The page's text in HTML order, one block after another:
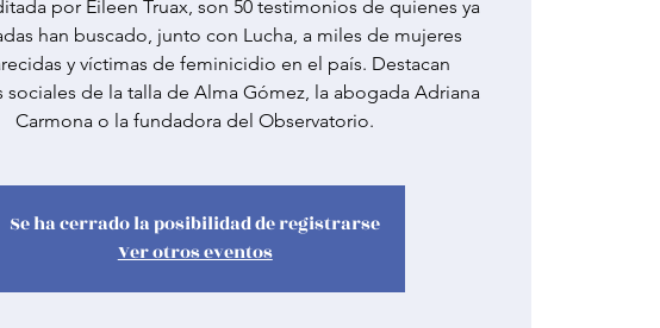
por Eileen Truax, son 50 testimonios de quienes ya
han buscado, junto con Lucha, a miles de mujeres
y víctimas de feminicidio en el país. Destacan
sociales de la talla de Alma Gómez, la abogada Adriana
Carmona o la fundadora del Observatorio.
Se ha cerrado la posibilidad de registrarse
Ver otros eventos